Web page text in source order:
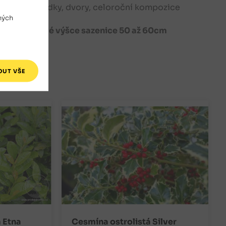
předzahrádky, dvory, celoroční kompozice
o celkové výšce sazenice 50 až 60cm
Cesmína ostrolistá Silver